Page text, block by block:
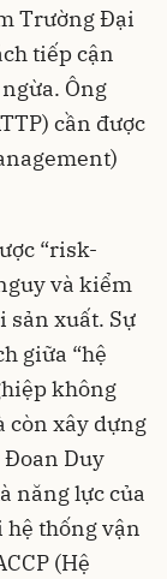
Trường Đại
tiếp cận
Ông
cần được
“risk-
và kiểm
sản xuất. Sự
giữa “hệ
không
còn xây dựng
Đoan Duy
năng lực của
hệ thống vận
(Hệ